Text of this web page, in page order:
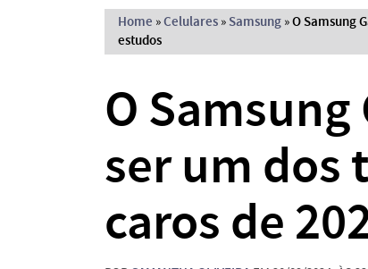
Home »Celulares » Samsung »O Samsung
estudos
O Samsung
ser um dos
caros de